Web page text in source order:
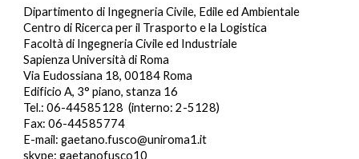
Dipartimento di Ingegneria Civile, Edile ed Ambientale
Centro di Ricerca per il Trasporto ela Logistica
Facoltà di Ingegneria Civile ed Industriale
Sapienza Università di Roma
Via Eudossiana 18, 00184 Roma
Edificio A, 3° piano, stanza 16
Tel.: 06-44585128 (interno: 2-5128)
Fax: 06-44585774
E-mail: gaetano.fusco@uniroma1.it
skype: gaetanofusco10